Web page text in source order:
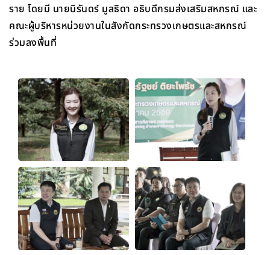
ราย โดยมี นายนิรันดร์ มูลธิดา อธิบดีกรมส่งเสริมสหกรณ์ และ
คณะผู้บริหารหน่วยงานในสังกัดกระทรวงเกษตรและสหกรณ์
ร่วมลงพื้นที่